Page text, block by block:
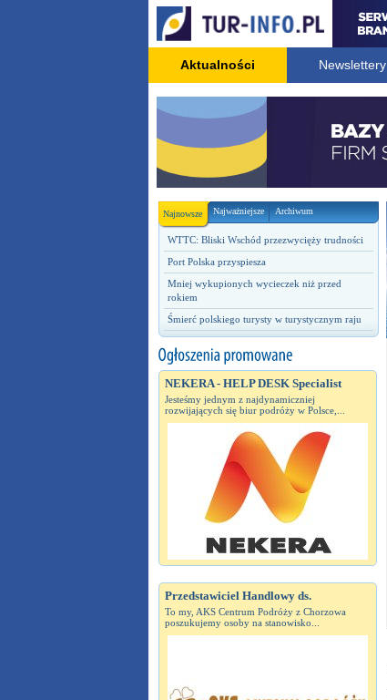
Aktualności Newslettery
Najnowsze Najważniejsze Archiwum
WTTC: Bliski Wschód przezwycięży trudności
Port Polska przyspiesza
Mniej wykupionych wycieczek niż przed
rokiem
Śmierć polskiego turysty w turystycznym raju
NEKERA - HELP DESK Specialist
Jesteśmy jednym z najdynamiczniej
rozwijających się biur podróży w Polsce,...
Przedstawiciel Handlowy ds.
To my, AKS Centrum Podróży z Chorzowa
poszukujemy osoby na stanowisko...